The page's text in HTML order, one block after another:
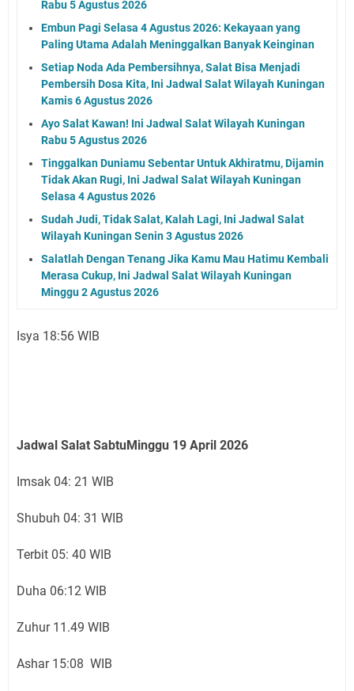
Rabu 5 Agustus 2026
Embun Pagi Selasa 4 Agustus 2026: Kekayaan yang
Paling Utama Adalah Meninggalkan Banyak Keinginan
Setiap Noda Ada Pembersihnya, Salat Bisa Menjadi
Pembersih Dosa Kita, Ini Jadwal Salat Wilayah Kuningan
Kamis 6 Agustus 2026
Ayo Salat Kawan! Ini Jadwal Salat Wilayah Kuningan
Rabu 5 Agustus 2026
Tinggalkan Duniamu Sebentar Untuk Akhiratmu, Dijamin
Tidak Akan Rugi, Ini Jadwal Salat Wilayah Kuningan
Selasa 4 Agustus 2026
Sudah Judi, Tidak Salat, Kalah Lagi, Ini Jadwal Salat
Wilayah Kuningan Senin 3 Agustus 2026
Salatlah Dengan Tenang Jika Kamu Mau Hatimu Kembali
Merasa Cukup, Ini Jadwal Salat Wilayah Kuningan
Minggu 2 Agustus 2026
Isya 18:56 WIB
Jadwal Salat SabtuMinggu 19 April 2026
Imsak 04: 21 WIB
Shubuh 04: 31 WIB
Terbit 05: 40 WIB
Duha 06:12 WIB
Zuhur 11.49 WIB
Ashar 15:08 WIB